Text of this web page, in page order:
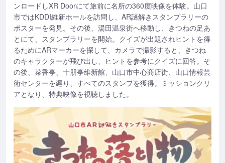
ンロードしXR Doorにて旅前に名所の360度映像を体験。山口
市ではKDDI維新ホールを訪問し、AR謎解きスタンプラリーの
ポスターを発見。その後、湯田温泉街へ移動し、きつねの足あ
とにて、スタンプラリーを開始。クイズが出題されヒントを得
るためにARマーカーを探して、カメラで撮影すると、きつね
のキャラクターが飛び出し、ヒントを参考にクイズに回答。そ
の後、菜香亭、十朋亭維新館、山口市中心商店街、山口情報芸
術センターを廻り、すべてのスタンプを獲得。ミッションクリ
アとなり、特典映像を視聴しました。